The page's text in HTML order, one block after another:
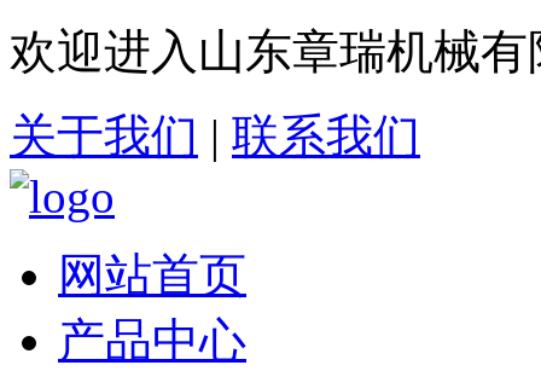
欢迎进入山东章瑞机械
关于我们 | 联系我们
网站首页
产品中心